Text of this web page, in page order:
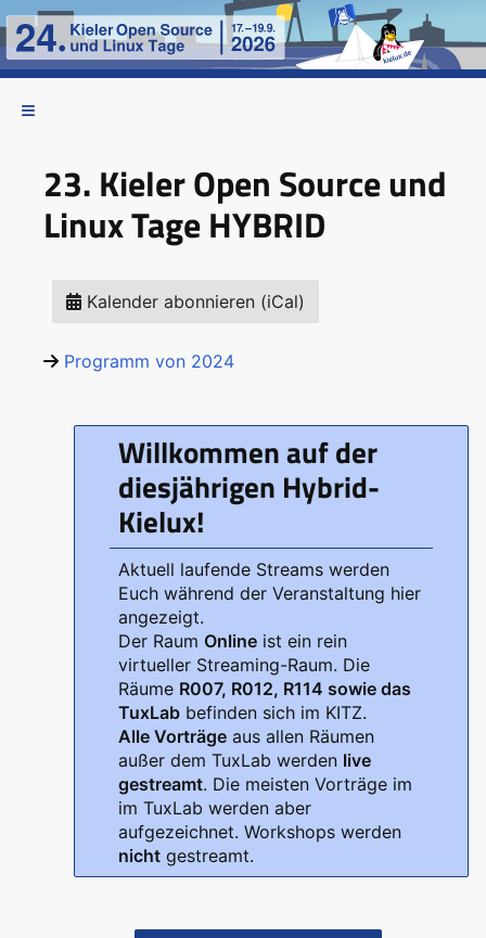
23. Kieler Open Source und
Linux Tage HYBRID
Kalender abonnieren (iCal)
Programm von 2024
Willkommen auf der
diesjährigen Hybrid-
Kielux!
Aktuell laufende Streams werden
Euch während der Veranstaltung hier
angezeigt.
Der Raum Online ist ein rein
virtueller Streaming-Raum. Die
Räume R007, R012, R114 sowie das
TuxLab befinden sich im KITZ.
Alle Vorträge aus allen Räumen
außer dem TuxLab werden live
gestreamt. Die meisten Vorträge im
im TuxLab werden aber
aufgezeichnet. Workshops werden
nicht gestreamt.